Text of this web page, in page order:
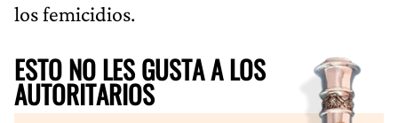
los femicidios.
ESTO NO LES GUSTA A LOS
AUTORITARIOS